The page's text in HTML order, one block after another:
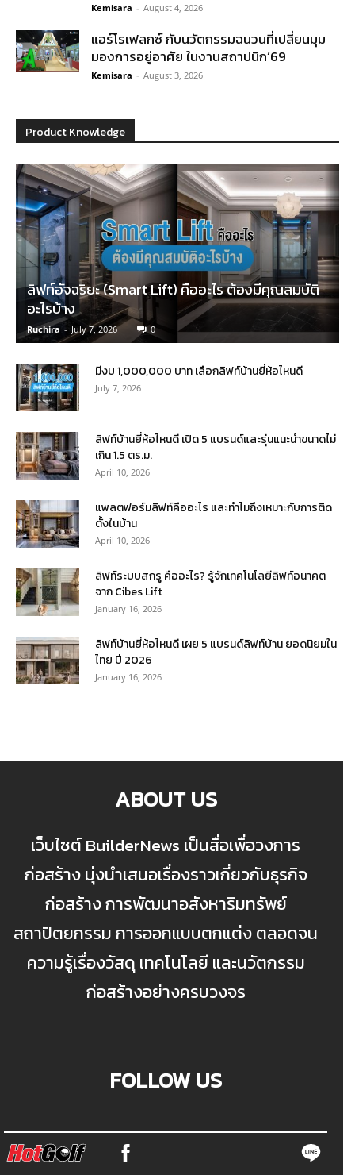
Kemisara - August 4, 2026
แอร์โรเฟลกซ์ กับนวัตกรรมฉนวนที่เปลี่ยนมุม
มองการอยู่อาศัย ในงานสถาปนิก’69
Kemisara - August 3, 2026
Product Knowledge
ลิฟท์อัจฉริยะ (Smart Lift) คืออะไร ต้องมีคุณสมบัติ
อะไรบ้าง
Ruchira - July 7, 2026 0
มีงบ 1,000,000 บาท เลือกลิฟท์บ้านยี่ห้อไหนดี
July 7, 2026
ลิฟท์บ้านยี่ห้อไหนดี เปิด 5 แบรนด์และรุ่นแนะนำขนาดไม่
เกิน 1.5 ตร.ม.
April 10, 2026
แพลตฟอร์มลิฟท์คืออะไร และทำไมถึงเหมาะกับการติด
ตั้งในบ้าน
April 10, 2026
ลิฟท์ระบบสกรู คืออะไร? รู้จักเทคโนโลยีลิฟท์อนาคต
จาก Cibes Lift
January 16, 2026
ลิฟท์บ้านยี่ห้อไหนดี เผย 5 แบรนด์ลิฟท์บ้าน ยอดนิยมใน
ไทย ปี 2026
January 16, 2026
ABOUT US
เว็บไซต์ BuilderNews เป็นสื่อเพื่อวงการ
ก่อสร้าง มุ่งนำเสนอเรื่องราวเกี่ยวกับธุรกิจ
ก่อสร้าง การพัฒนาอสังหาริมทรัพย์
สถาปัตยกรรม การออกแบบตกแต่ง ตลอดจน
ความรู้เรื่องวัสดุ เทคโนโลยี และนวัตกรรม
ก่อสร้างอย่างครบวงจร
FOLLOW US